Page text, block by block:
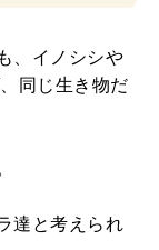
、イノシシや
同じ生き物だ
達と考えられ